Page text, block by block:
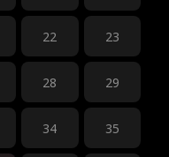
22 23
28 29
34 35